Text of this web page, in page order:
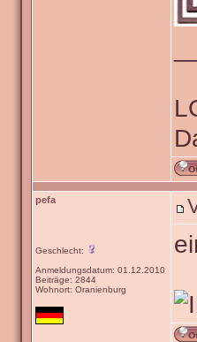
pefa
Geschlecht:
Anmeldungsdatum: 01.12.2010
Beiträge: 2844
Wohnort: Oranienburg